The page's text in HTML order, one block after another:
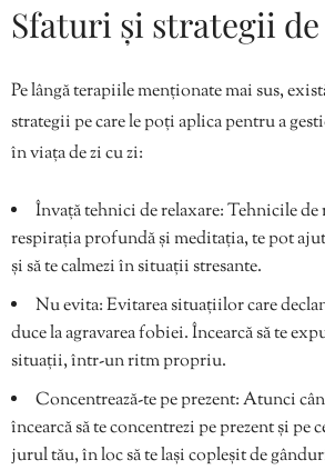
Sfaturi și strategii
Pe lângă terapiile menționate mai sus,
strategii pe care le poți aplica pentru a
în viața de zi cu zi:
Învață tehnici de relaxare: Tehnicile de
respirația profundă și meditația, te pot
și să te calmezi în situații stresante.
Nu evita: Evitarea situațiilor care
duce la agravarea fobiei. Încearcă să te
situații, într-un ritm propriu.
Concentrează-te pe prezent: Atunci
încearcă să te concentrezi pe prezent și pe
jurul tău, în loc să te lași copleșit de